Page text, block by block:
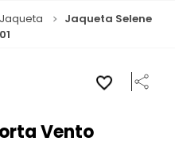
Jaqueta
Jaqueta Selene
Vento